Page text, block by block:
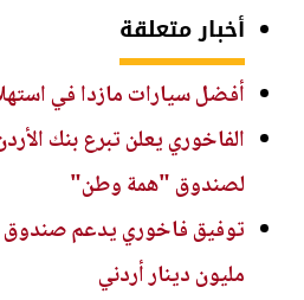
أخبار متعلقة
أفضل سيارات مازدا في استهلاك
الفاخوري يعلن تبرع بنك
لصندوق "همة وطن"
توفيق فاخوري يدعم
مليون دينار أردني